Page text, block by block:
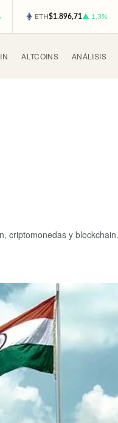
ETH$1.896,71▲ 1,3%
ALTCOINS ANÁLISIS
criptomonedas y